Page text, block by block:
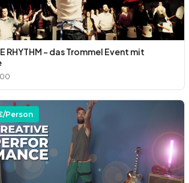
RHYTHM – das Trommel Event mit
Person